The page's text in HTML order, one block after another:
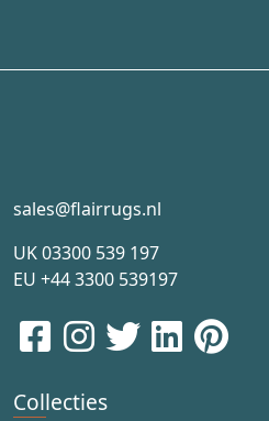
sales@flairrugs.nl
UK03300 539 197
EU +44 3300 539197
Collecties